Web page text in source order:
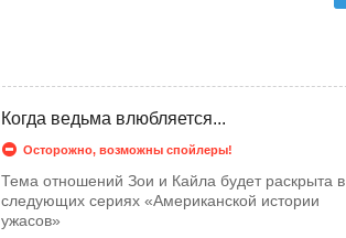
Когда ведьма влюбляется...
Осторожно, возможны спойлеры!
Тема отношений Зои и Кайла будет раскрыта в
следующих сериях «Американской истории
ужасов»